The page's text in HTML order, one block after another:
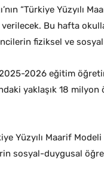
“Türkiye Yüzyılı
verilecek. Bu hafta
fiziksel ve
2026 eğitim
yaklaşık 18
Yüzyılı Maarif
sosyal-duygusal